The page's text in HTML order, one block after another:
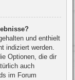
und enthielt
indiziert werden.
Optionen, die dir
auch
im Forum